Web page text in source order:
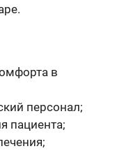
в
персонал;
пациента;